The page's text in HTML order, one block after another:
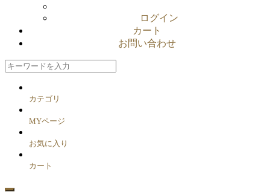
ログイン
カート
お問い合わせ
カテゴリ
MYページ
お気に入り
カート